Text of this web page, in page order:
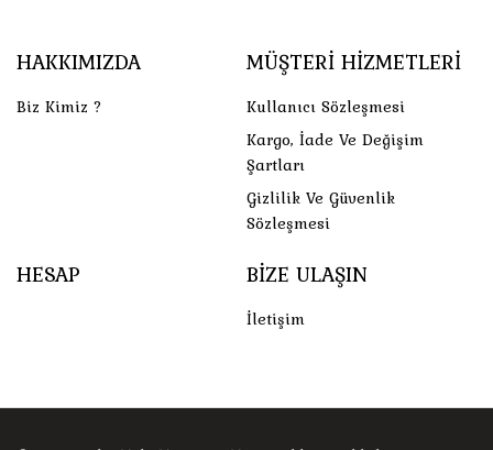
HAKKIMIZDA
Biz Kimiz ?
MÜŞTERI HIZMETLERI
Kullanıcı Sözleşmesi
Kargo, İade Ve Değişim
Şartları
Gizlilik Ve Güvenlik
Sözleşmesi
HESAP BIZE ULAŞIN
İletişim